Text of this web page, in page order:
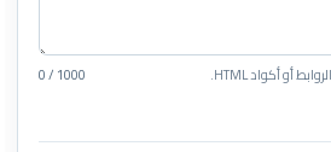
0 / 1000